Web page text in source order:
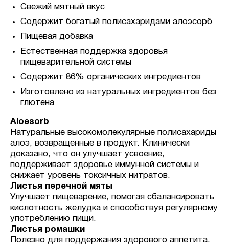
Свежий мятный вкус
Содержит богатый полисахаридами алоэсорб
Пищевая добавка
Естественная поддержка здоровья
пищеварительной системы
Содержит 86% органических ингредиентов
Изготовлено из натуральных ингредиентов без
глютена
Aloesorb
Натуральные высокомолекулярные полисахариды
алоэ, возвращенные в продукт. Клинически
доказано, что он улучшает усвоение,
поддерживает здоровье иммунной системы и
снижает уровень токсичных нитратов.
Листья перечной мяты
Улучшает пищеварение, помогая сбалансировать
кислотность желудка и способствуя регулярному
употреблению пищи.
Листья ромашки
Полезно для поддержания здорового аппетита.